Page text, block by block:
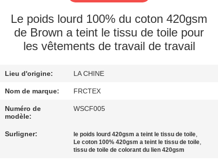
VISITE
D'USINE
DE
QUALITÉ
NOUS
Le poids lourd 100% du coton 420gsm
de Brown a teint le tissu de toile pour
les vêtements de travail de travail
Lieu d'origine: LA CHINE
Nom de marque: FRCTEX
Numéro de
modèle:
WSCF005
Surligner: le poids lourd 420gsm a teint le tissu de toile,
Le coton 100% 420gsm a teint le tissu de toile,
tissu de toile de colorant du lien 420gsm